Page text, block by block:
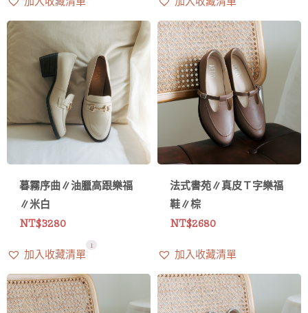
暮霧序曲∥油臘高跟樂福
∥米白
NT$3280
加入收藏清單
61
法式書苑∥真皮Ｔ字樂福
鞋∥棕
NT$2680
加入收藏清單